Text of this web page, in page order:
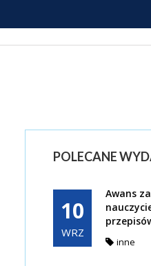
POLECANE
10
WRZ
Awans
inne